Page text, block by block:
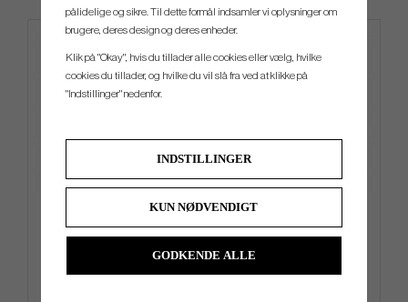
Ping Hoofer Lite Ltd Rust
Mosaic - Carry Bag
TaylorMade Storm Dry -26 -
Cart Bag
kr.2 719
pålidelige og sikre. Til dette formål indsamler vi oplysninger om
brugere, deres design og deres enheder.
Klik på "Okay", hvis du tillader alle cookies eller vælg, hvilke
cookies du tillader, og hvilke du vil slå fra ved at klikke på
"Indstillinger" nedenfor.
INDSTILLINGER
KUN NØDVENDIGT
GODKENDE ALLE